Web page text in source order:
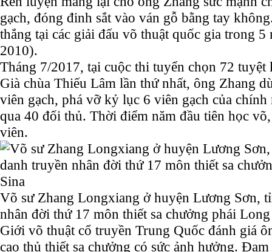
gạch, đóng đinh sắt vào ván gỗ bằng tay
thắng tại các giải đấu võ thuật quốc gia trong
2010).
Tháng 7/2017, tại cuộc thi tuyển chọn 72
Già chùa Thiếu Lâm lần thứ nhất, ông Zhang
viên gạch, phá vỡ kỷ lục 6 viên gạch của
qua 40 đối thủ. Thời điểm năm đầu tiên học
viên.
Võ sư Zhang Longxiang ở huyện Lương Sơn,
nhân đời thứ 17 môn thiết sa chưởng phái
Giới võ thuật cổ truyền Trung Quốc đánh giá
cao thủ thiết sa chưởng có sức ảnh hưởng.